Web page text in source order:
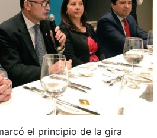
el principio de la gira